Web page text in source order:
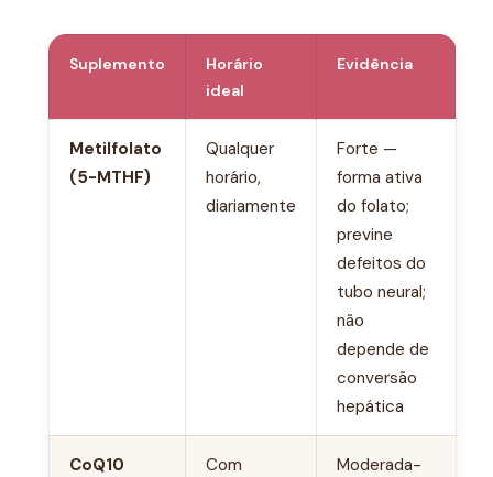
Suplemento
Horário
ideal
Evidência
Metilfolato
(5-MTHF)
Qualquer
horário,
diariamente
Forte —
forma ativa
do folato;
previne
defeitos do
tubo neural;
não
depende de
conversão
hepática
CoQ10
Com
Moderada-